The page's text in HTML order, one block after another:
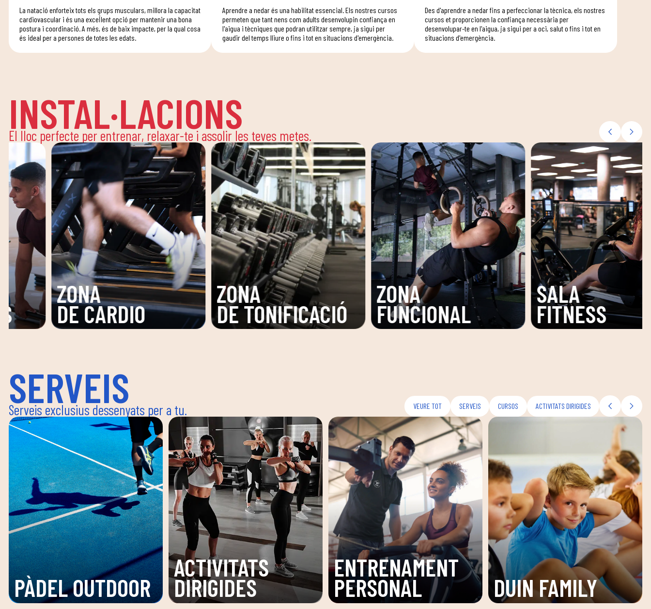
La natació enforteix tots els grups musculars, millora la capacitat
cardiovascular i és una excel·lent opció per mantenir una bona
postura i coordinació. A més, és de baix impacte, per la qual cosa
és ideal per a persones de totes les edats.
Aprendre a nedar és una habilitat essencial. Els nostres cursos
permeten que tant nens com adults desenvolupin confiança en
l'aigua i tècniques que podran utilitzar sempre, ja sigui per
gaudir del temps lliure o fins i tot en situacions d'emergència.
Des d'aprendre a nedar fins a perfeccionar la tècnica, els nostres
cursos et proporcionen la confiança necessària per
desenvolupar-te en l'aigua, ja sigui per a oci, salut o fins i tot en
situacions d'emergència.
INSTAL·LACIONS
El lloc perfecte per entrenar, relaxar-te i assolir les teves metes.
ZONA
DE TONIFICACIÓ
ZONA
FUNCIONAL
SALA
FITNESS
ZONA
PISCINA
SERVEIS
Serveis exclusius dessenyats per a tu. VEURE TOT SERVEIS CURSOS ACTIVITATS DIRIGIDES
PÀDEL OUTDOOR
ACTIVITATS
DIRIGIDES
ENTRENAMENT
PERSONAL DUIN FAMILY